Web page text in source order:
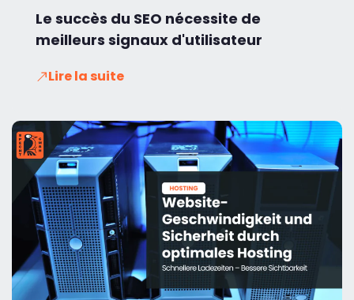
Le succès du SEO nécessite de
meilleurs signaux d'utilisateur
Lire la suite